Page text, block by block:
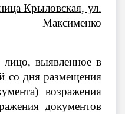
Крыловская, ул.
Максименко
выявленное в
со дня размещения
возражения
документов